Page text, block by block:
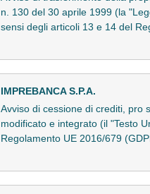
n. 130 del 30 aprile 1999 (la
sensi degli articoli 13 e 14 del
IMPREBANCA S.P.A.
Avviso di cessione di crediti, pro
modificato e integrato (il "Testo
Regolamento UE 2016/679